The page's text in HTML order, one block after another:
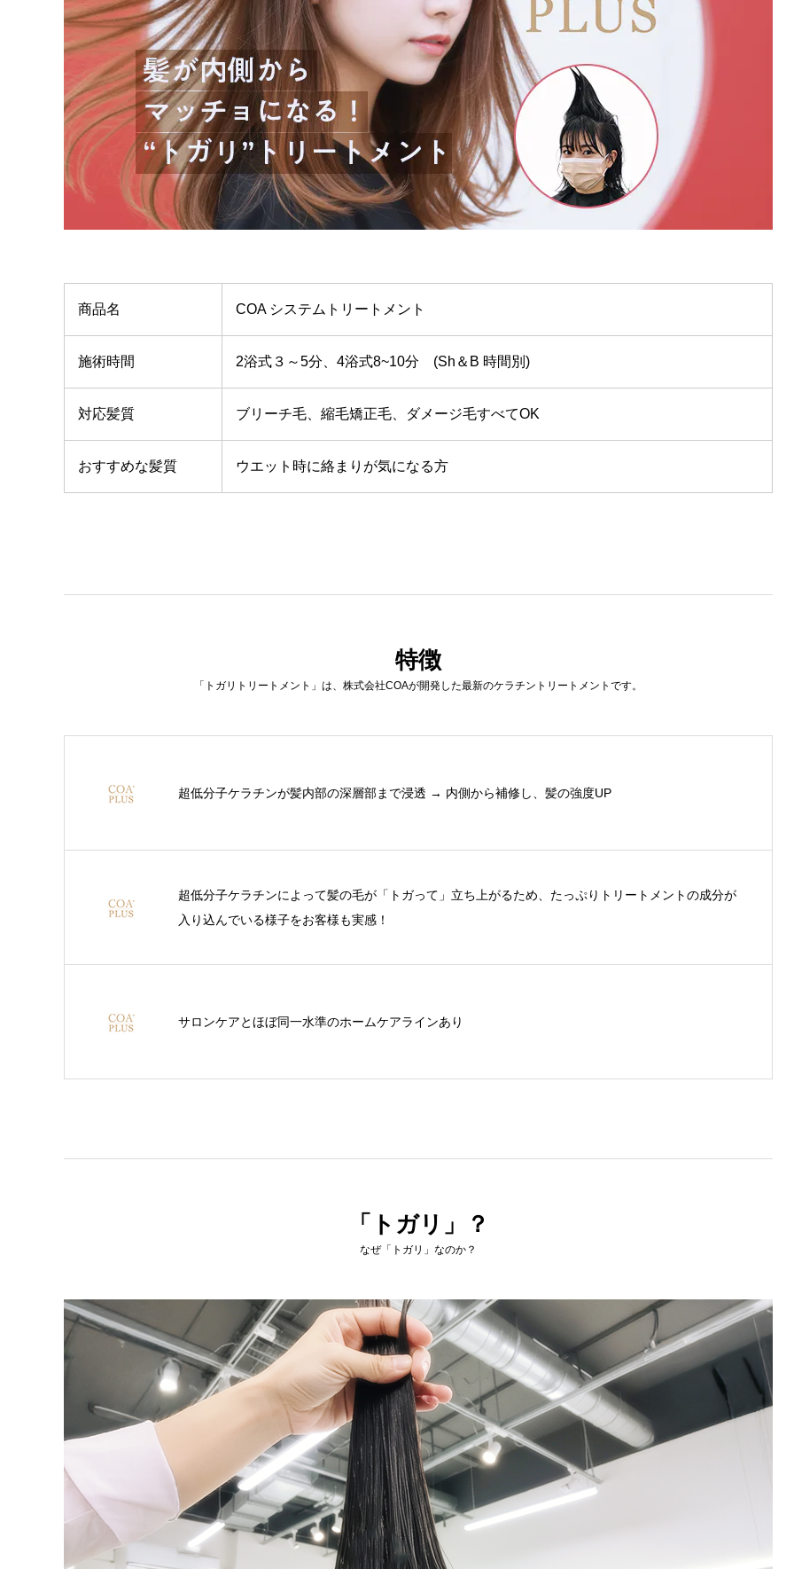
商品名 COA システムトリートメント
施術時間 2浴式３～5分、4浴式8~10分 (Sh＆B 時間別)
対応髪質 ブリーチ毛、縮毛矯正毛、ダメージ毛すべてOK
おすすめな髪質 ウエット時に絡まりが気になる方
特徴
「トガリトリートメント」は、株式会社COAが開発した最新のケラチントリートメントです。
超低分子ケラチンが髪内部の深層部まで浸透 → 内側から補修し、髪の強度UP
超低分子ケラチンによって髪の毛が「トガって」立ち上がるため、たっぷりトリートメントの成分が
入り込んでいる様子をお客様も実感！
サロンケアとほぼ同一水準のホームケアラインあり
「トガリ」？
なぜ「トガリ」なのか？
5種のクレイと発泡処方で、こすらず汚れを浮